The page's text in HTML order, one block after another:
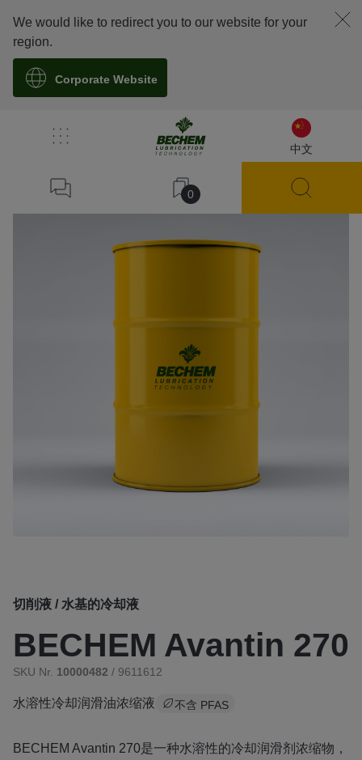
中文
0
We would like to redirect you to our website for your
region.
Corporate Website
溯源
切削液 / 水基的冷却液
BECHEM Avantin 270
SKU Nr. 10000482 / 9611612
水溶性冷却润滑油浓缩液 不含 PFAS
BECHEM Avantin 270是一种水溶性的冷却润滑剂浓缩物，